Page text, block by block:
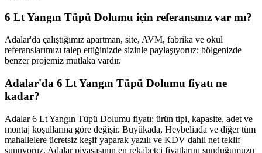
6 Lt Yangın Tüpü Dolumu için referansınız var mı?
Adalar'da çalıştığımız apartman, site, AVM, fabrika ve okul
referanslarımızı talep ettiğinizde sizinle paylaşıyoruz; bölgenizde
benzer projemiz mutlaka vardır.
Adalar'da 6 Lt Yangın Tüpü Dolumu fiyatı ne
kadar?
Adalar 6 Lt Yangın Tüpü Dolumu fiyatı; ürün tipi, kapasite, adet ve
montaj koşullarına göre değişir. Büyükada, Heybeliada ve diğer tüm
mahallelere ücretsiz keşif yaparak yazılı ve KDV dahil net teklif
sunuyoruz. Adalar piyasasının en rekabetçi fiyatlarını sunduğumuzu